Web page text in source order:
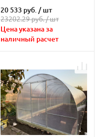
20 533 руб. / шт
23202.29 руб. /шт
Цена указана за
наличный расчет